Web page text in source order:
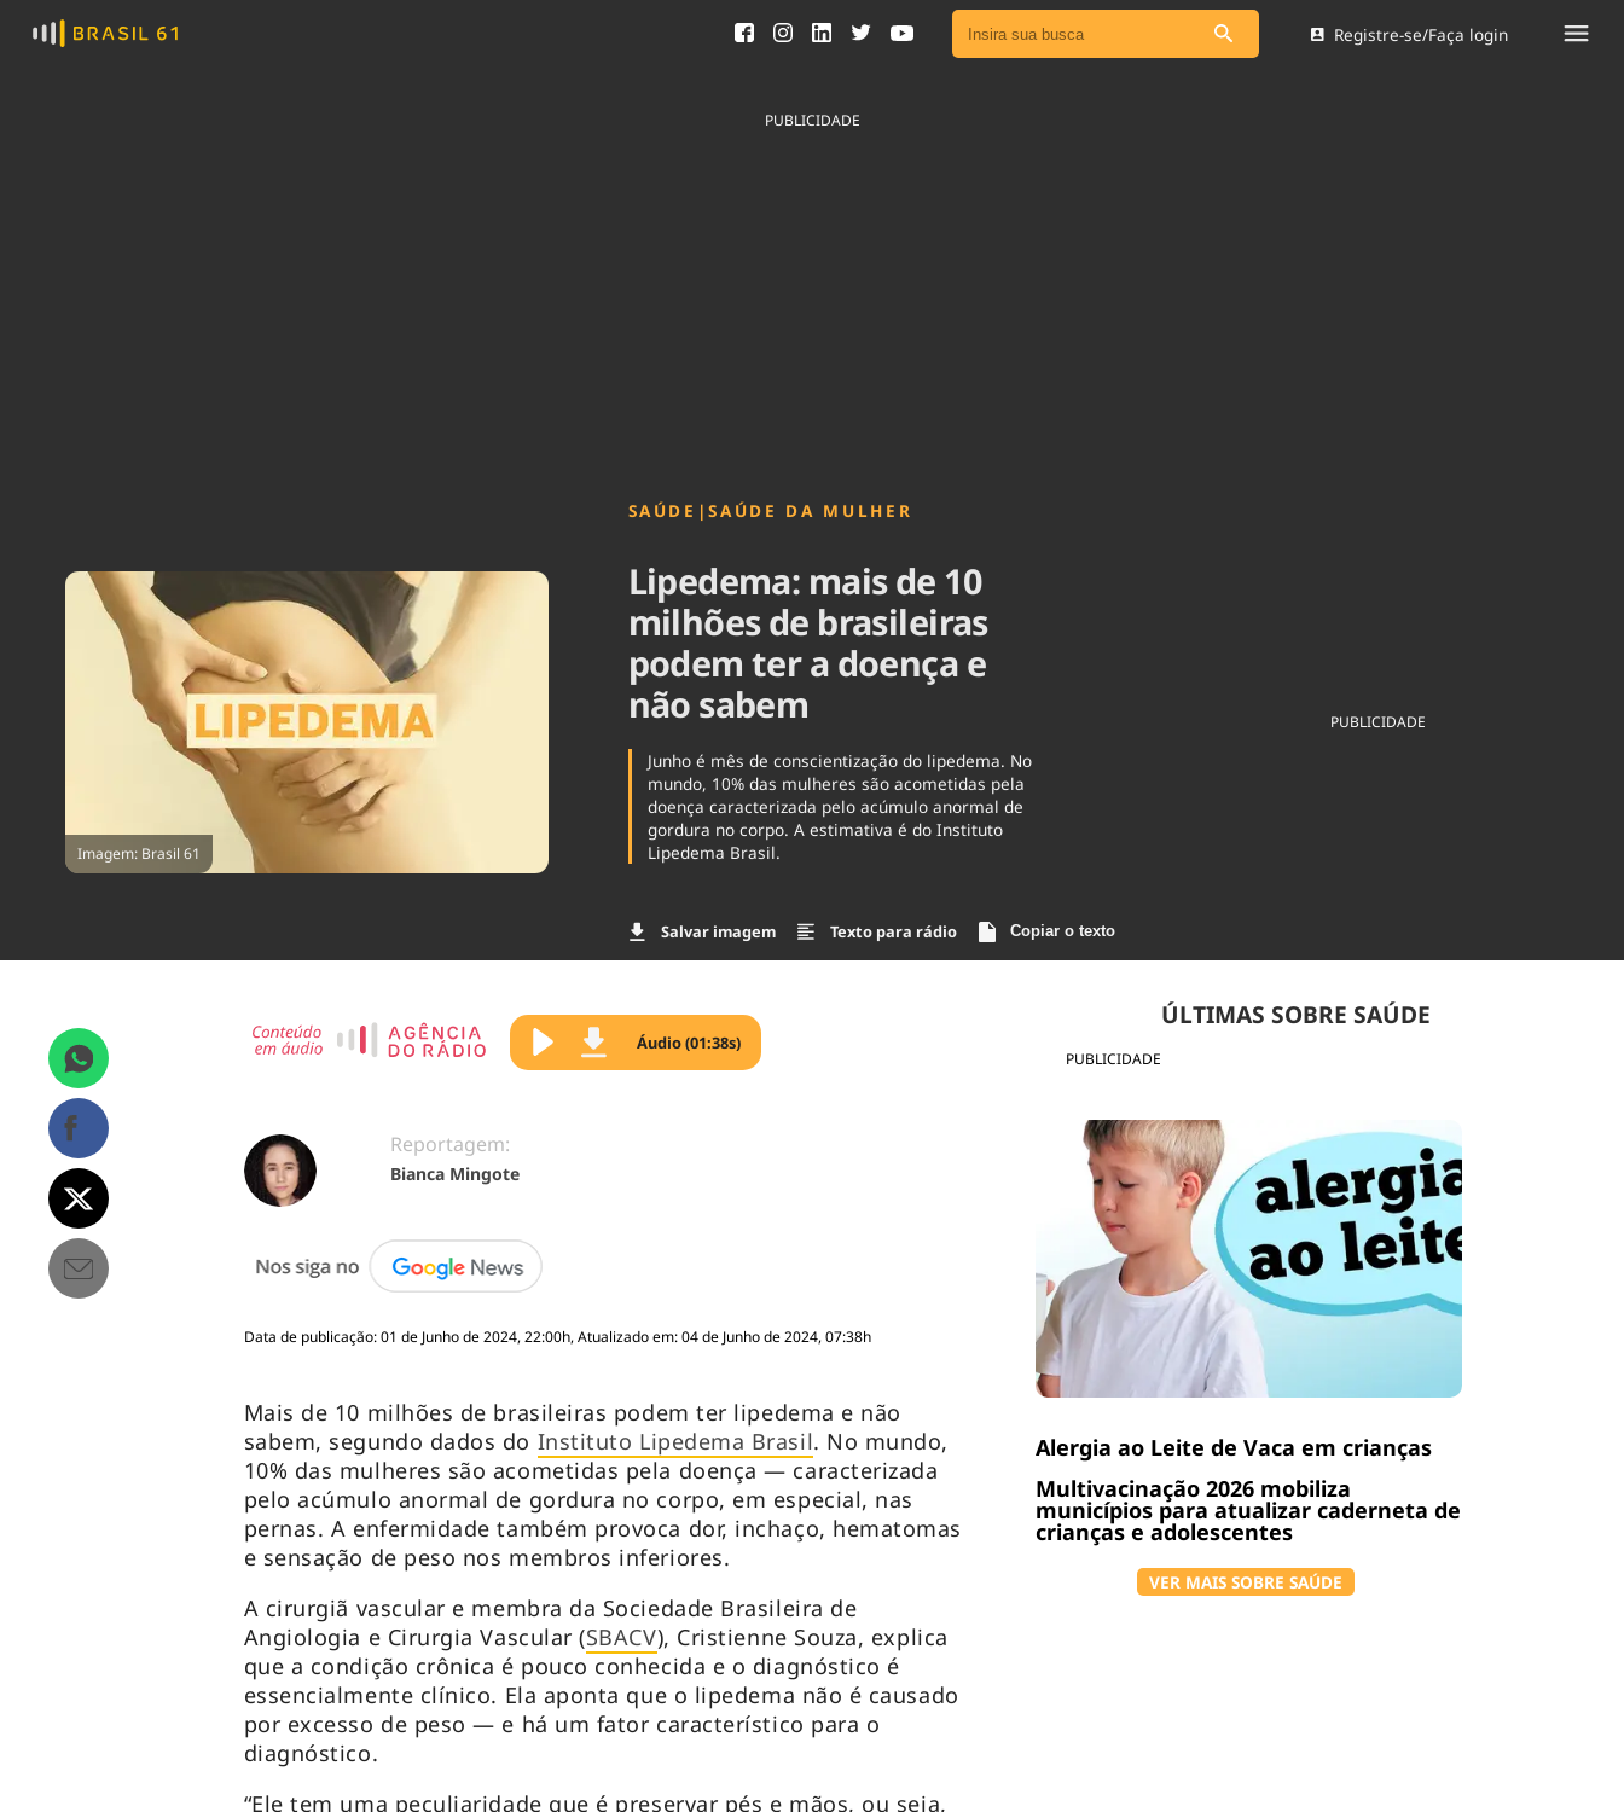
Ver todas as notícias
Registre-se/Faça login
PUBLICIDADE
Imagem: Brasil 61
SAÚDE |SAÚDE DA MULHER
Lipedema: mais de 10
milhões de brasileiras
podem ter a doença e
não sabem
Junho é mês de conscientização do lipedema. No
mundo, 10% das mulheres são acometidas pela
doença caracterizada pelo acúmulo anormal de
gordura no corpo. A estimativa é do Instituto
Lipedema Brasil.
Salvar imagem Texto para rádio Copiar o texto
PUBLICIDADE
PUBLICIDADE
ÚLTIMAS SOBRE SAÚDE
Alergia ao Leite de Vaca em crianças
Multivacinação 2026 mobiliza
municípios para atualizar caderneta de
crianças e adolescentes
VER MAIS SOBRE SAÚDE
Áudio (01:38s)
Reportagem:
Bianca Mingote
Data de publicação: 01 de Junho de 2024, 22:00h, Atualizado em: 04 de Junho de 2024, 07:38h
Mais de 10 milhões de brasileiras podem ter lipedema e não
sabem, segundo dados do Instituto Lipedema Brasil. No mundo,
10% das mulheres são acometidas pela doença — caracterizada
pelo acúmulo anormal de gordura no corpo, em especial, nas
pernas. A enfermidade também provoca dor, inchaço, hematomas
e sensação de peso nos membros inferiores.
A cirurgiã vascular e membra da Sociedade Brasileira de
Angiologia e Cirurgia Vascular (SBACV), Cristienne Souza, explica
que a condição crônica é pouco conhecida e o diagnóstico é
essencialmente clínico. Ela aponta que o lipedema não é causado
por excesso de peso — e há um fator característico para o
diagnóstico.
“Ele tem uma peculiaridade que é preservar pés e mãos, ou seja,